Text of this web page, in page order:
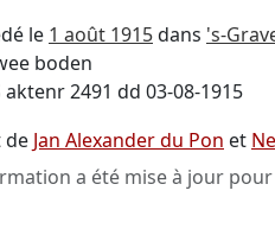
le 1 août 1915dans 's-
boden
aktenr 2491 dd 03-08-1915
de Jan Alexander du Pon et
a été mise à jour